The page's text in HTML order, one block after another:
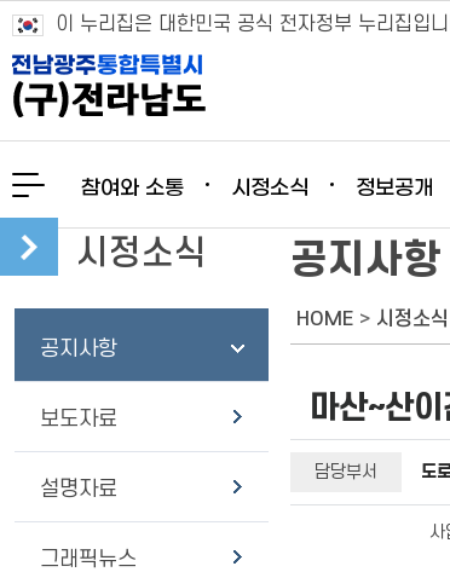
이 누리집은 대한민국 공식 전자정부 누리집입
참여와 소통 시정소식 정보공개
시정소식
공지사항
보도자료
설명자료
그래픽뉴스
공지사항
HOME > 시정소식
마산~산
담당부서 도
사